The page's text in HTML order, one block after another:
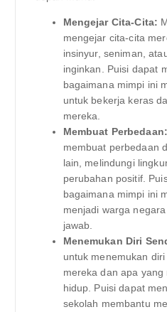
Mengejar Cita-Cita:
mengejar cita-cita
insinyur, seniman,
inginkan. Puisi dapat
bagaimana mimpi ini
untuk bekerja keras
mereka.
Membuat Perbedaan:
membuat perbedaan
lain, melindungi
perubahan positif.
bagaimana mimpi ini
menjadi warga
jawab.
Menemukan Diri
untuk menemukan
mereka dan apa
hidup. Puisi dapat
sekolah membantu